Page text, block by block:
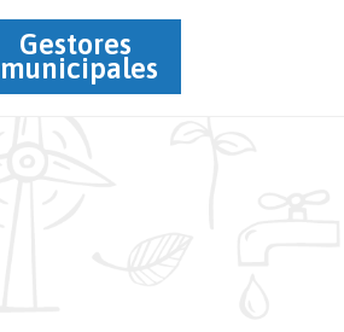
Gestores
municipales